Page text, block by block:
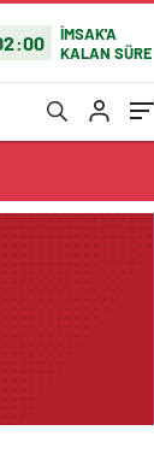
İMSAK'A
KALAN SÜRE